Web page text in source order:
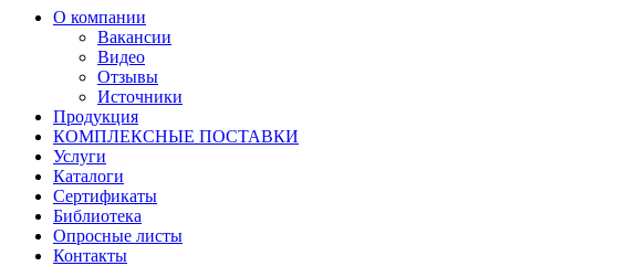
О компании
Вакансии
Видео
Отзывы
Источники
Продукция
КОМПЛЕКСНЫЕ ПОСТАВКИ
Услуги
Каталоги
Сертификаты
Библиотека
Опросные листы
Контакты